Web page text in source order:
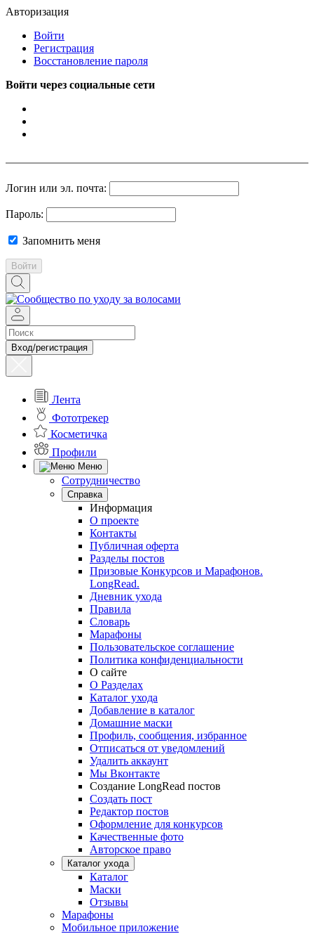
Авторизация
Войти
Регистрация
Восстановление пароля
Войти через социальные сети
Логин или эл. почта:
Пароль:
Запомнить меня
Войти
Вход/регистрация
Лента
Фототрекер
Косметичка
Профили
Меню
Сотрудничество
Справка
Информация
О проекте
Контакты
Публичная оферта
Разделы постов
Призовые Конкурсов и Марафонов.
LongRead.
Дневник ухода
Правила
Словарь
Марафоны
Пользовательское соглашение
Политика конфиденциальности
О сайте
О Разделах
Каталог ухода
Добавление в каталог
Домашние маски
Профиль, сообщения, избранное
Отписаться от уведомлений
Удалить аккаунт
Мы Вконтакте
Создание LongRead постов
Создать пост
Редактор постов
Оформление для конкурсов
Качественные фото
Авторское право
Каталог ухода
Каталог
Маски
Отзывы
Марафоны
Мобильное приложение